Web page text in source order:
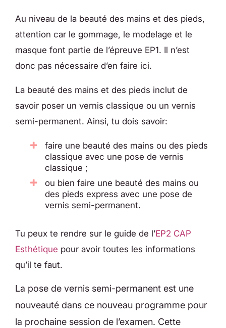
Au niveau de la beauté des mains et des pieds,
attention car le gommage, le modelage et le
masque font partie de l’épreuve EP1. Il n’est
donc pas nécessaire d’en faire ici.
La beauté des mains et des pieds inclut de
savoir poser un vernis classique ou un vernis
semi-permanent. Ainsi, tu dois savoir:
faire une beauté des mains ou des pieds
classique avec une pose de vernis
classique ;
ou bien faire une beauté des mains ou
des pieds express avec une pose de
vernis semi-permanent.
Tu peux te rendre sur le guide de l’EP2 CAP
Esthétique pour avoir toutes les informations
qu’il te faut.
La pose de vernis semi-permanent est une
nouveauté dans ce nouveau programme pour
la prochaine session de l’examen. Cette